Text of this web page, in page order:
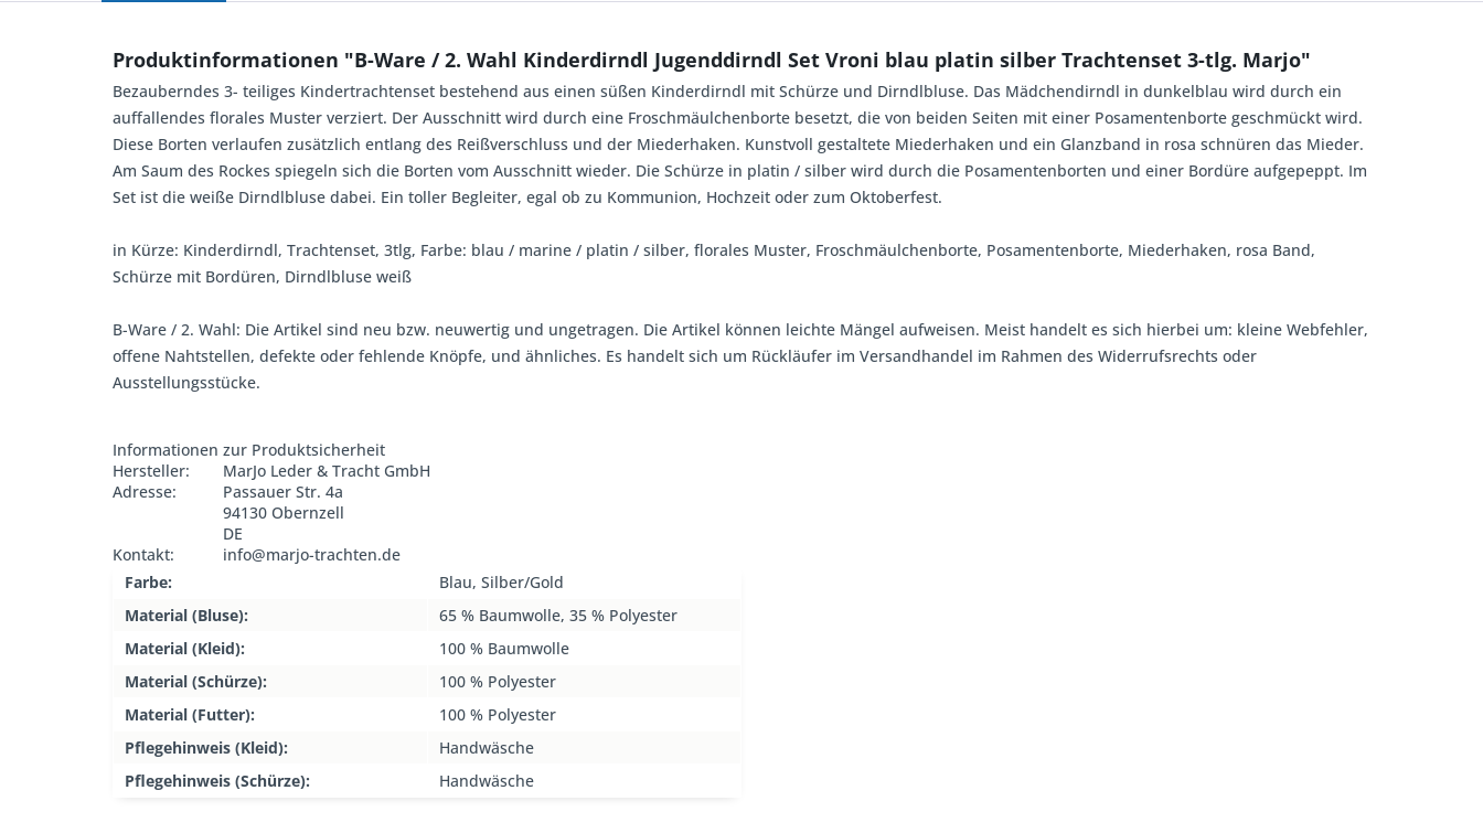
Produktinformationen "B-Ware / 2. Wahl Kinderdirndl Jugenddirndl Set Vroni blau platin silber Trachtenset 3-tlg. Marjo"
Bezauberndes 3- teiliges Kindertrachtenset bestehend aus einen süßen Kinderdirndl mit Schürze und Dirndlbluse. Das Mädchendirndl in dunkelblau wird durch ein
auffallendes florales Muster verziert. Der Ausschnitt wird durch eine Froschmäulchenborte besetzt, die von beiden Seiten mit einer Posamentenborte geschmückt wird.
Diese Borten verlaufen zusätzlich entlang des Reißverschluss und der Miederhaken. Kunstvoll gestaltete Miederhaken und ein Glanzband in rosa schnüren das Mieder.
Am Saum des Rockes spiegeln sich die Borten vom Ausschnitt wieder. Die Schürze in platin / silber wird durch die Posamentenborten und einer Bordüre aufgepeppt. Im
Set ist die weiße Dirndlbluse dabei. Ein toller Begleiter, egal ob zu Kommunion, Hochzeit oder zum Oktoberfest.
in Kürze: Kinderdirndl, Trachtenset, 3tlg, Farbe: blau / marine / platin / silber, florales Muster, Froschmäulchenborte, Posamentenborte, Miederhaken, rosa Band,
Schürze mit Bordüren, Dirndlbluse weiß
B-Ware / 2. Wahl: Die Artikel sind neu bzw. neuwertig und ungetragen. Die Artikel können leichte Mängel aufweisen. Meist handelt es sich hierbei um: kleine Webfehler,
offene Nahtstellen, defekte oder fehlende Knöpfe, und ähnliches. Es handelt sich um Rückläufer im Versandhandel im Rahmen des Widerrufsrechts oder
Ausstellungsstücke.
Informationen zur Produktsicherheit
Hersteller:
MarJo Leder & Tracht GmbH
Adresse:
Passauer Str. 4a
94130 Obernzell
DE
Kontakt:
info@marjo-trachten.de
Farbe:
Blau, Silber/Gold
Material (Bluse):
65 % Baumwolle, 35 % Polyester
Material (Kleid):
100 % Baumwolle
Material (Schürze):
100 % Polyester
Material (Futter):
100 % Polyester
Pflegehinweis (Kleid):
Handwäsche
Pflegehinweis (Schürze):
Handwäsche